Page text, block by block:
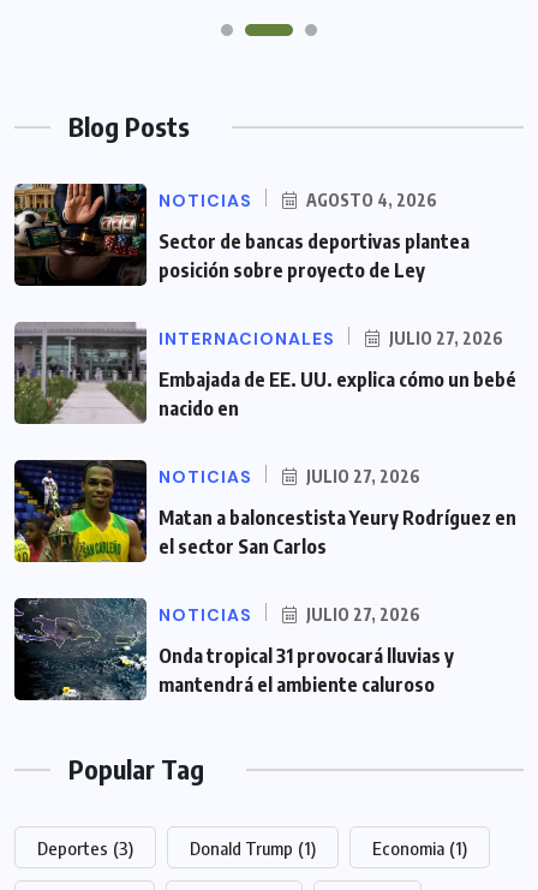
Blog Posts
NOTICIAS AGOSTO 4, 2026
Sector de bancas deportivas plantea
posición sobre proyecto de Ley
INTERNACIONALES JULIO 27, 2026
Embajada de EE. UU. explica cómo un bebé
nacido en
NOTICIAS JULIO 27, 2026
Matan a baloncestista Yeury Rodríguez en
el sector San Carlos
NOTICIAS JULIO 27, 2026
Onda tropical 31 provocará lluvias y
mantendrá el ambiente caluroso
Popular Tag
Deportes (3) Donald Trump (1) Economia (1)